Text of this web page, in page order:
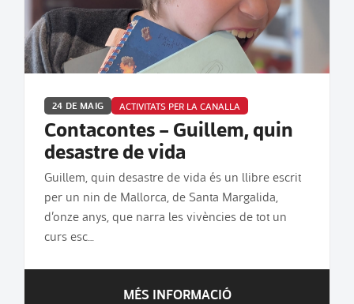
24 DE MAIG ACTIVITATS PER LA CANALLA
Contacontes – Guillem, quin
desastre de vida
Guillem, quin desastre de vida és un llibre escrit
per un nin de Mallorca, de Santa Margalida,
d’onze anys, que narra les vivències de tot un
curs esc…
MÉS INFORMACIÓ